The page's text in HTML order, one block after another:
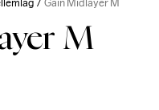
Gain Midlayer M
M